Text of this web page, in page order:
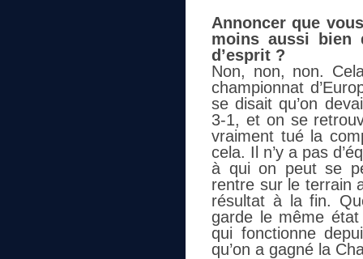
Annoncer que
moins aussi bien
d’esprit ?
Non, non, non.
championnat
se disait qu’on
3-1, et on se
vraiment tué la
cela. Il n’y a pas
à qui on peut se
rentre sur le terrain
résultat à la fin.
garde le même état
qui fonctionne
qu’on a gagné la